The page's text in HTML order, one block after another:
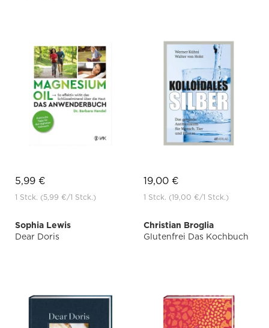
5,99 €
1 Stck. (5,99 €/1 Stck.)
19,00 €
1 Stck. (19,00 €/1 Stck.)
Sophia Lewis
Dear Doris
Christian Broglia
Glutenfrei Das Kochbuch